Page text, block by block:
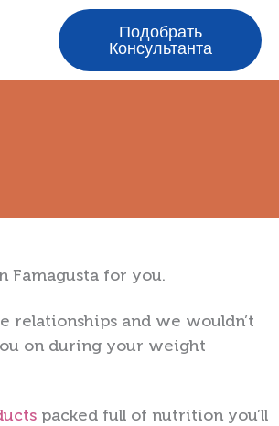
Подобрать
Консультанта
Famagusta for you.
relationships and we wouldn’t
on during your weight
packed full of nutrition you’ll